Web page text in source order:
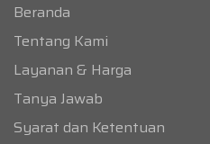
Beranda
Tentang Kami
Layanan & Harga
Tanya Jawab
Syarat dan Ketentuan